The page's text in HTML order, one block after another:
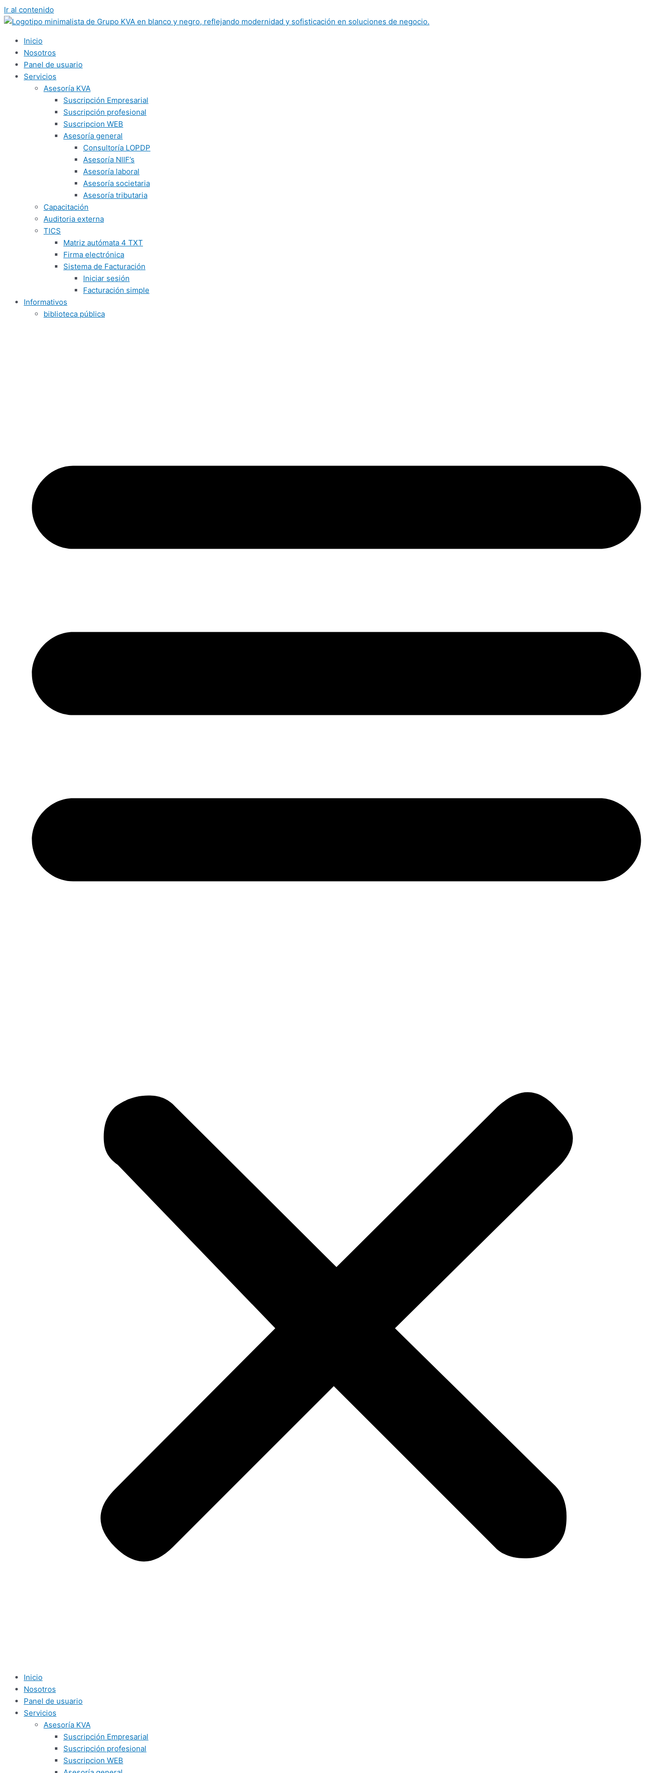
Ir al contenido
Inicio
Nosotros
Panel de usuario
Servicios
Asesoría KVA
Suscripción Empresarial
Suscripción profesional
Suscripcion WEB
Asesoría general
Consultoría LOPDP
Asesoría NIIF’s
Asesoría laboral
Asesoría societaria
Asesoría tributaria
Capacitación
Auditoria externa
TICS
Matriz autómata 4 TXT
Firma electrónica
Sistema de Facturación
Iniciar sesión
Facturación simple
Informativos
biblioteca pública
Inicio
Nosotros
Panel de usuario
Servicios
Asesoría KVA
Suscripción Empresarial
Suscripción profesional
Suscripcion WEB